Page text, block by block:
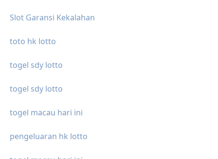
Slot Garansi Kekalahan
toto hk lotto
togel sdy lotto
togel sdy lotto
togel macau hari ini
pengeluaran hk lotto